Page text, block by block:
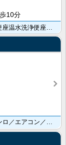
10分
猫飼育相談／インターネット無料／ロフトＩＨコンロ／エアコン／バルコニー